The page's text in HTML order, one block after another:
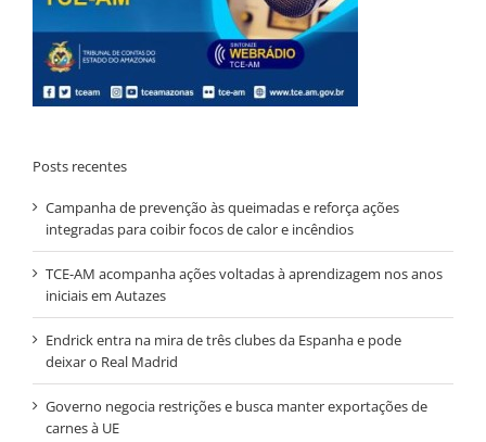
Posts recentes
Campanha de prevenção às queimadas e reforça ações
integradas para coibir focos de calor e incêndios
TCE-AM acompanha ações voltadas à aprendizagem nos anos
iniciais em Autazes
Endrick entra na mira de três clubes da Espanha e pode
deixar o Real Madrid
Governo negocia restrições e busca manter exportações de
carnes à UE